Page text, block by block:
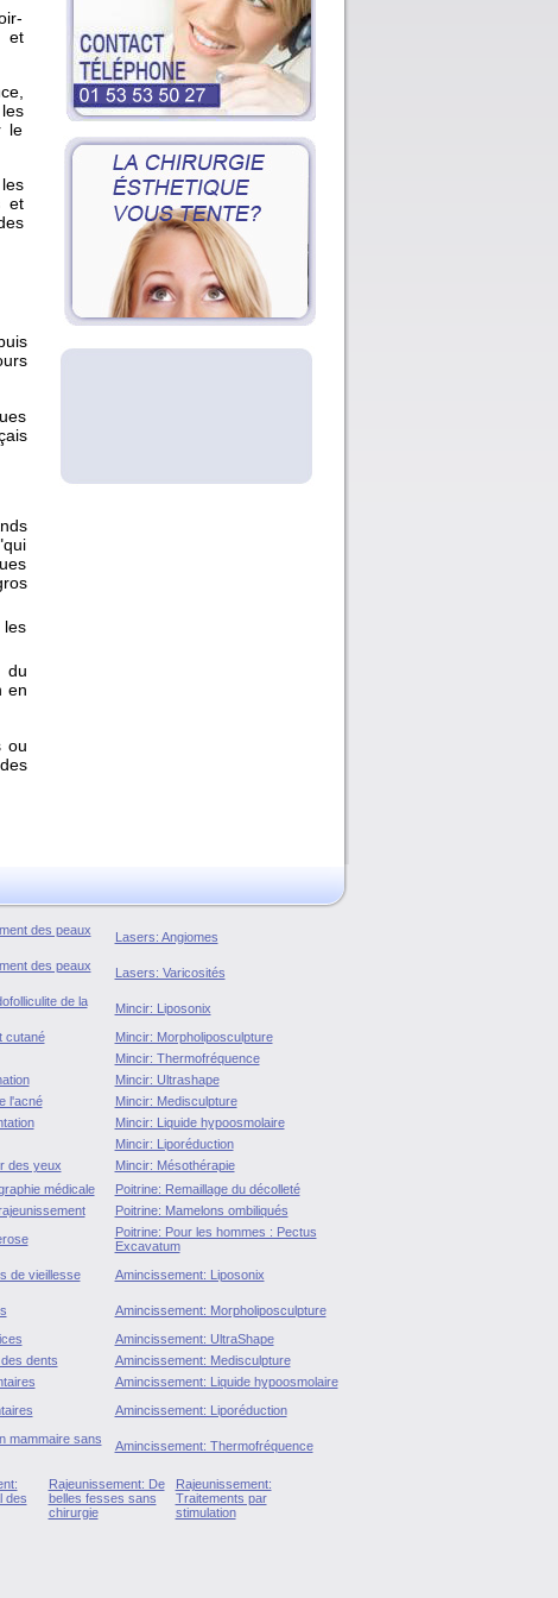
et
le
et
les
du
en
ou
des peaux
Lasers: Angiomes
des peaux
Lasers: Varicosités
de la
Mincir: Liposonix
cutané
Mincir: Morpholiposculpture
Mincir: Thermofréquence
Mincir: Ultrashape
l'acné
Mincir: Medisculpture
Mincir: Liquide hypoosmolaire
Mincir: Liporéduction
des yeux
Mincir: Mésothérapie
médicale
Poitrine: Remaillage du décolleté
Poitrine: Mamelons ombiliqués
Poitrine: Pour les hommes : Pectus
Excavatum
de vieillesse Amincissement: Liposonix
Amincissement: Morpholiposculpture
Amincissement: UltraShape
dents
Amincissement: Medisculpture
Amincissement: Liquide hypoosmolaire
Amincissement: Liporéduction
mammaire sans
Amincissement: Thermofréquence
des
Rajeunissement: De
belles fesses sans
chirurgie
Rajeunissement:
Traitements par
stimulation